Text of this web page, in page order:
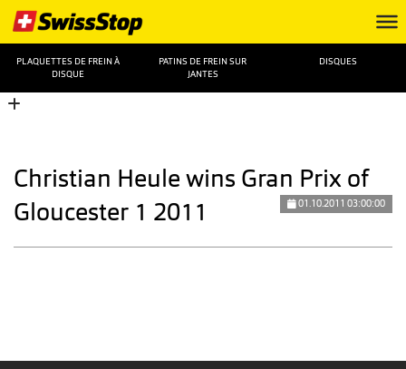
PLAQUETTES DE FREIN À
DISQUE
PATINS DE FREIN SUR
JANTES
DISQUES
Christian Heule wins Gran Prix of
Gloucester 1 2011
01.10.2011 03:00:00